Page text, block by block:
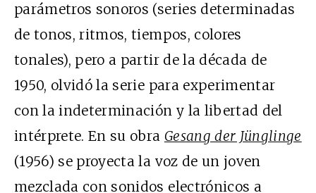
parámetros sonoros (series determinadas
de tonos, ritmos, tiempos, colores
tonales), pero a partir de la década de
1950, olvidó la serie para experimentar
con la indeterminación y la libertad del
intérprete. En su obra Gesang der Jünglinge
(1956) se proyecta la voz de un joven
mezclada con sonidos electrónicos a